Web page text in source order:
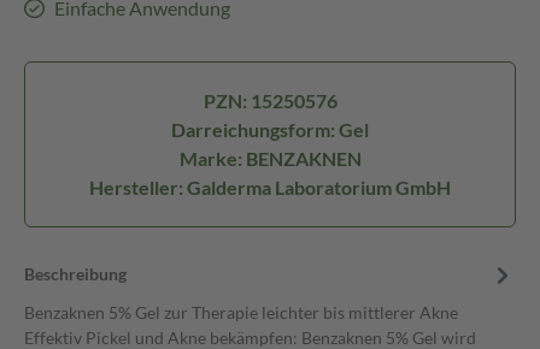
Einfache Anwendung
PZN: 15250576
Darreichungsform: Gel
Marke: BENZAKNEN
Hersteller: Galderma Laboratorium GmbH
Beschreibung
Benzaknen 5% Gel zur Therapie leichter bis mittlerer Akne
Effektiv Pickel und Akne bekämpfen: Benzaknen 5% Gel wird